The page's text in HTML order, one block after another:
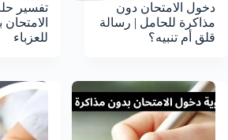
دخول الامتحان دون
مذاكرة للحامل | رسالة
قلق أم تنبيه؟
تفسير
للعزباء